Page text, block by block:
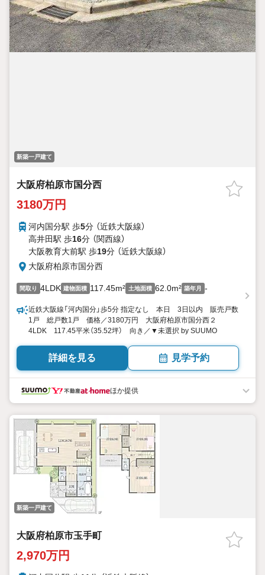
新築一戸建て
大阪府柏原市国分西
3180万円
河内国分駅 歩5分 （近鉄大阪線）
高井田駅 歩16分 （関西線）
大阪教育大前駅 歩19分 （近鉄大阪線）
大阪府柏原市国分西
間取り 4LDK 建物面積 117.45m² 土地面積 62.0m² 築年月 -
近鉄大阪線「河内国分」歩5分 指定なし 本日 3日以内 販売戸数
1戸 総戸数1戸 価格／3180万円 大阪府柏原市国分西２
4LDK 117.45平米（35.52坪） 向き／▼未選択 by SUUMO
詳細を見る 見学予約
ほか提供
新築一戸建て
大阪府柏原市玉手町
2,970万円